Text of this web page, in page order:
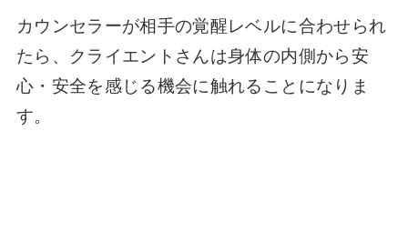
カウンセラーが相手の覚醒レベルに合わせられ
たら、クライエントさんは身体の内側から安
心・安全を感じる機会に触れることになりま
す。